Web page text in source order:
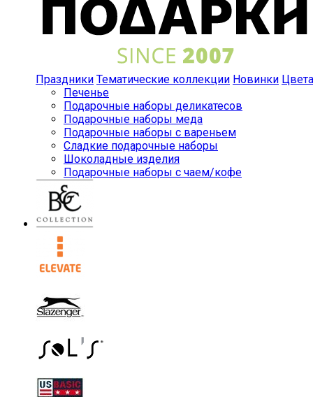
Праздники Тематические коллекции Новинки Цвета
Печенье
Подарочные наборы деликатесов
Подарочные наборы меда
Подарочные наборы с вареньем
Сладкие подарочные наборы
Шоколадные изделия
Подарочные наборы с чаем/кофе